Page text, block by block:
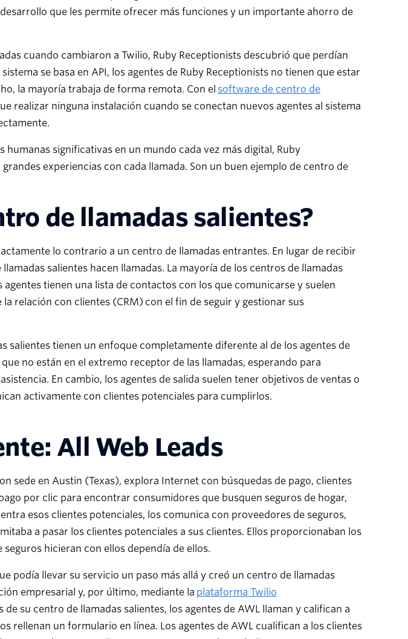
que les permite ofrecer más funciones y un importante ahorro de
cuando cambiaron a Twilio, Ruby Receptionists descubrió que perdían
se basa en API, los agentes de Ruby Receptionists no tienen que estar
la mayoría trabaja de forma remota. Con el software de centro de
realizar ninguna instalación cuando se conectan nuevos agentes al sistema
significativas en un mundo cada vez más digital, Ruby
experiencias con cada llamada. Son un buen ejemplo de centro de
de llamadas salientes?
lo contrario a un centro de llamadas entrantes. En lugar de recibir
llamadas salientes hacen llamadas. La mayoría de los centros de llamadas
agentes tienen una lista de contactos con los que comunicarse y suelen
relación con clientes (CRM) con el fin de seguir y gestionar sus
salientes tienen un enfoque completamente diferente al de los agentes de
no están en el extremo receptor de las llamadas, esperando para
En cambio, los agentes de salida suelen tener objetivos de ventas o
activamente con clientes potenciales para cumplirlos.
All Web Leads
sede en Austin (Texas), explora Internet con búsquedas de pago, clientes
por clic para encontrar consumidores que busquen seguros de hogar,
esos clientes potenciales, los comunica con proveedores de seguros,
a pasar los clientes potenciales a sus clientes. Ellos proporcionaban los
hicieran con ellos dependía de ellos.
podía llevar su servicio un paso más allá y creó un centro de llamadas
empresarial y, por último, mediante la plataforma Twilio
de su centro de llamadas salientes, los agentes de AWL llaman y califican a
rellenan un formulario en línea. Los agentes de AWL cualifican a los clientes